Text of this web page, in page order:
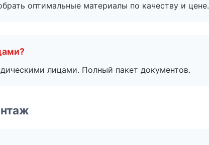
оптимальные материалы по качеству и цене.
лицами. Полный пакет документов.